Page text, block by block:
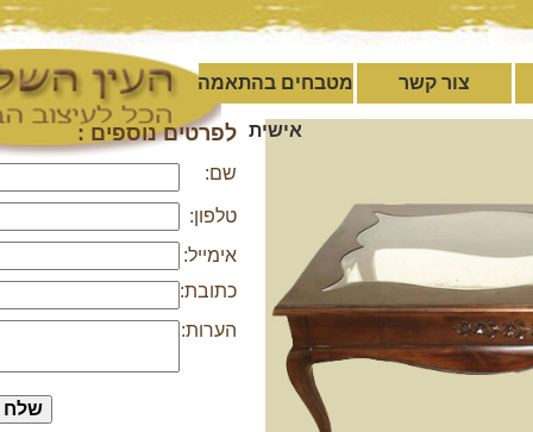
צור קשר מטבחים בהתאמה
לפרטים נוספים :
אימייל:
כתובת:
הערות: